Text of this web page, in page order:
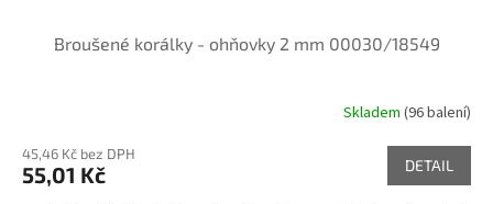
Broušené korálky - ohňovky 2 mm 00030/18549
Skladem (96 balení)
45,46 Kč bez DPH
55,01 Kč DETAIL